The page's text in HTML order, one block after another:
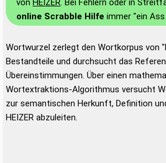
von HEIZER. Bei Fehlern oder in
online Scrabble Hilfe immer "ein
Wortwurzel zerlegt den Wortkorpus von
Bestandteile und durchsucht das
Übereinstimmungen. Über einen
Wortextraktions-Algorithmus versucht
zur semantischen Herkunft, Definition
HEIZER abzuleiten.